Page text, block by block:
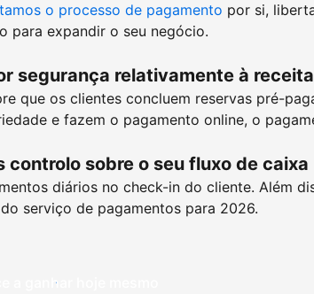
o processo de pagamento por si,
para expandir o seu negócio.
segurança relativamente à receita
que os clientes concluem reservas pré-
e fazem o pagamento online, o
controlo sobre o seu fluxo de caixa
diários no check-in do cliente. Além
serviço de pagamentos para 2026.
a ganhar hoje mesmo